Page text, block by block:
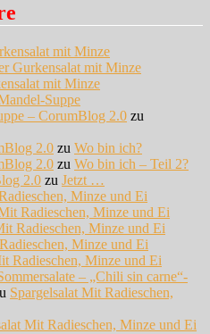
mit Minze
Gurkensalat mit Minze
mit Minze
Suppe
– CorumBlog 2.0 zu
2.0 zu Wo bin ich?
2.0 zu Wo bin ich – Teil 2?
2.0 zu Jetzt …
Minze und Ei
Radieschen, Minze und Ei
Radieschen, Minze und Ei
Minze und Ei
Radieschen, Minze und Ei
– „Chili sin carne“-
Spargelsalat Mit Radieschen,
Mit Radieschen, Minze und Ei